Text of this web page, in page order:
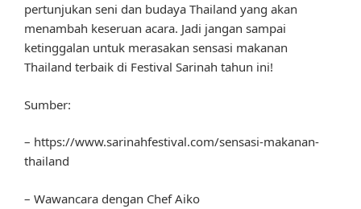
pertunjukan seni dan budaya Thailand yang akan
menambah keseruan acara. Jadi jangan sampai
ketinggalan untuk merasakan sensasi makanan
Thailand terbaik di Festival Sarinah tahun ini!
Sumber:
– https://www.sarinahfestival.com/sensasi-makanan-
thailand
– Wawancara dengan Chef Aiko